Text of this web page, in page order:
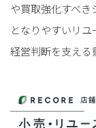
や買取強化すべき
となりやすいリ
経営判断を支える